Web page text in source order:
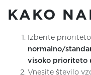
KAKO
Izberite
normalno/
visoko prioriteto
Vnesite število